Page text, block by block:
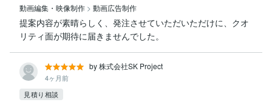
動画編集・映像制作 > 動画広告制作
提案内容が素晴らしく、発注させていただいただけに、クオ
リティ面が期待に届きませんでした。
by 株式会社SK Project
4ヶ月前
見積り相談